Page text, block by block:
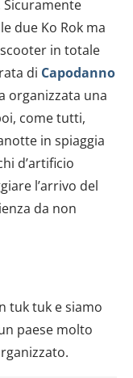
contenuti ed
media e per
inoltre
sito con i
dei dati web,
combinarle
o che hanno
due Ko Rok ma
in totale
di Capodanno
organizzata una
come tutti,
in spiaggia
d’artificio
l’arrivo del
da non
tuk tuk e siamo
paese molto